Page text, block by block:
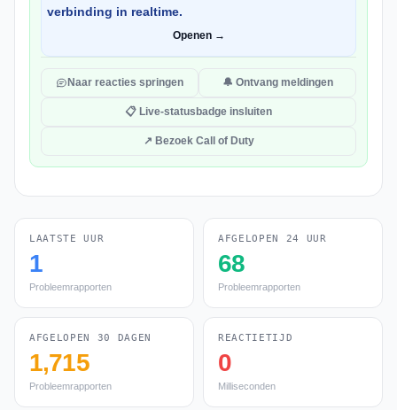
verbinding in realtime.
Openen →
Naar reacties springen 🔔 Ontvang meldingen
📋 Live-statusbadge insluiten
↗ Bezoek Call of Duty
LAATSTE UUR
1
Probleemrapporten
AFGELOPEN 24 UUR
68
Probleemrapporten
AFGELOPEN 30 DAGEN
1,715
Probleemrapporten
REACTIETIJD
0
Milliseconden